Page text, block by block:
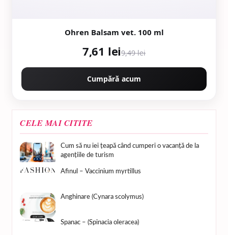
Ohren Balsam vet. 100 ml
7,61 lei9,49 lei
Cumpără acum
CELE MAI CITITE
Cum să nu iei țeapă când cumperi o vacanță de la
agențiile de turism
Afinul – Vaccinium myrtillus
Anghinare (Cynara scolymus)
Spanac – (Spinacia oleracea)